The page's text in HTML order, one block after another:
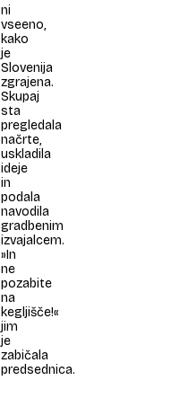
ni
vseeno,
kako
je
Slovenija
zgrajena.
Skupaj
sta
pregledala
načrte,
uskladila
ideje
in
podala
navodila
gradbenim
izvajalcem.
»In
ne
pozabite
na
kegljišče!«
jim
je
zabičala
predsednica.